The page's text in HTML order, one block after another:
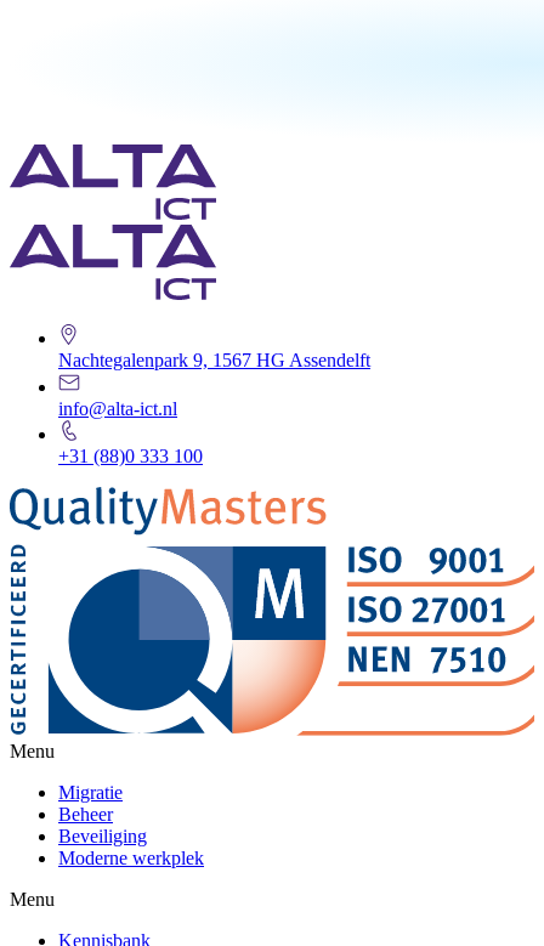
Nachtegalenpark 9, 1567 HG Assendelft
info@alta-ict.nl
+31 (88)0 333 100
Menu
Migratie
Beheer
Beveiliging
Moderne werkplek
Menu
Kennisbank